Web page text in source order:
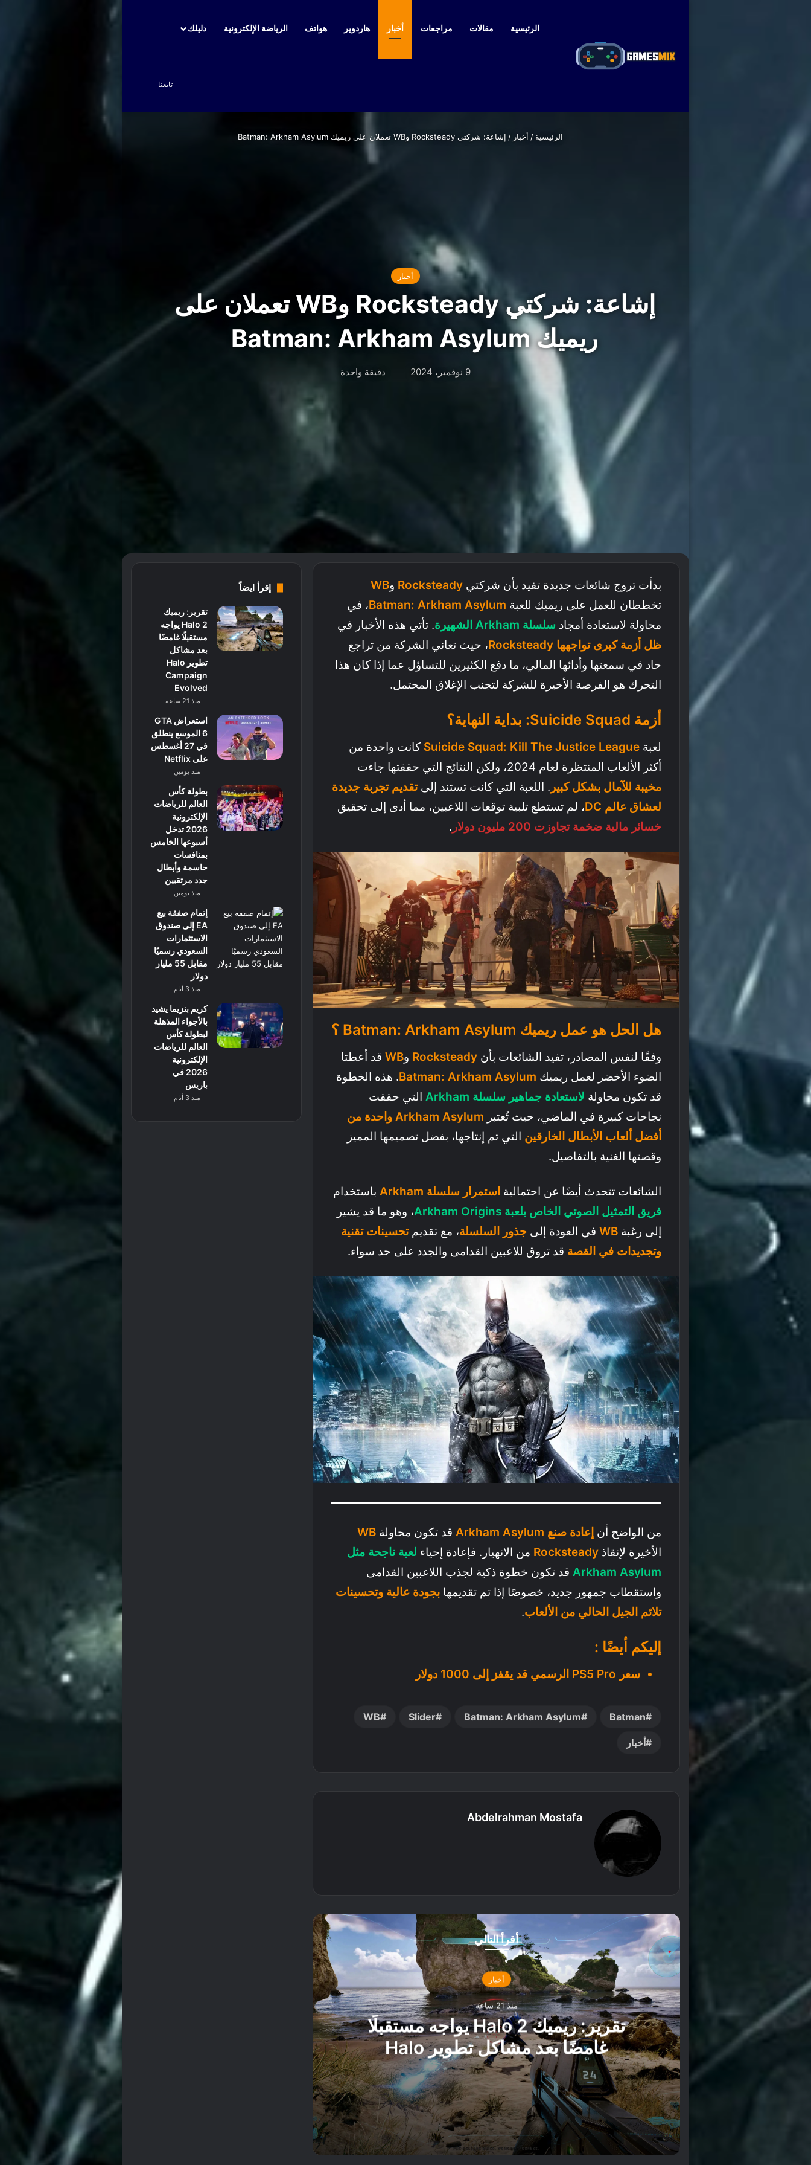
الرئيسية مقالات مراجعات أخبار هاردوير هواتف الرياضة الإلكترونية دليلك
تابعنا
الرئيسية / أخبار / إشاعة: شركتي Rocksteady وWB تعملان على ريميك Batman: Arkham Asylum
أخبار
إشاعة: شركتي Rocksteady وWB تعملان على
ريميك Batman: Arkham Asylum
9 نوفمبر، 2024 دقيقة واحدة
بدأت تروج شائعات جديدة تفيد بأن شركتي Rocksteady وWB
تخططان للعمل على ريميك للعبة Batman: Arkham Asylum، في
محاولة لاستعادة أمجاد سلسلة Arkham الشهيرة
. تأتي هذه الأخبار في
ظل أزمة كبرى تواجهها Rocksteady
، حيث تعاني الشركة من تراجع
حاد في سمعتها وأدائها المالي، ما دفع الكثيرين للتساؤل عما إذا كان هذا
التحرك هو الفرصة الأخيرة للشركة لتجنب الإغلاق المحتمل.
أزمة Suicide Squad: بداية النهاية؟
لعبة Suicide Squad: Kill The Justice League كانت واحدة من
أكثر الألعاب المنتظرة لعام 2024، ولكن النتائج التي حققتها جاءت
مخيبة للآمال بشكل كبير . اللعبة التي كانت تستند إلى تقديم تجربة جديدة
لعشاق عالم DC
، لم تستطع تلبية توقعات اللاعبين، مما أدى إلى تحقيق
خسائر مالية ضخمة تجاوزت 200 مليون دولار
.
هل الحل هو عمل ريميك Batman: Arkham Asylum ؟
وفقًا لنفس المصادر، تفيد الشائعات بأن Rocksteady وWBقد أعطتا
الضوء الأخضر لعمل ريميك Batman: Arkham Asylum. هذه الخطوة
قد تكون محاولة لاستعادة جماهير سلسلة Arkham
التي حققت
نجاحات كبيرة في الماضي، حيث تُعتبر
Arkham Asylum واحدة من
أفضل ألعاب الأبطال الخارقين التي تم إنتاجها، بفضل تصميمها المميز
وقصتها الغنية بالتفاصيل.
الشائعات تتحدث أيضًا عن احتمالية استمرار سلسلة Arkham
باستخدام
فريق التمثيل الصوتي الخاص بلعبة Arkham Origins
، وهو ما قد يشير
إلى رغبة WBفي العودة إلى جذور السلسلة، مع تقديمتحسينات تقنية
وتجديدات في القصة قد تروق للاعبين القدامى والجدد على حد سواء.
من الواضح أن إعادة صنع Arkham Asylum قد تكون محاولة WB
الأخيرة لإنقاذ Rocksteady من الانهيار. فإعادة إحياء لعبة ناجحة مثل
Arkham Asylumقد تكون خطوة ذكية لجذب اللاعبين القدامى
واستقطاب جمهور جديد، خصوصًا إذا تم تقديمها بجودة عالية وتحسينات
تلائم الجيل الحالي من الألعاب.
إليكم أيضًا :
سعر PS5 Pro الرسمي قد يقفز إلى 1000 دولار
Batman
Batman: Arkham Asylum
Slider
WB
أخبار
Abdelrahman Mostafa
أقرأ التالي
أخبار
منذ 21 ساعة
تقرير: ريميك Halo 2 يواجه مستقبلًا
غامضًا بعد مشاكل تطوير Halo
Campaign Evolved
منذ 21 ساعة
تقرير: ريميك Halo 2 يواجه مستقبلًا غامضًا بعد مشاكل تطوير Halo Campaign Evolved
إقرأ ايضاً
تقرير: ريميك
Halo 2 يواجه
مستقبلًا غامضًا
بعد مشاكل
تطوير Halo
Campaign
Evolved
منذ 21 ساعة
استعراض GTA
6 الموسع ينطلق
في 27 أغسطس
على Netflix
منذ يومين
بطولة كأس
العالم للرياضات
الإلكترونية
2026 تدخل
أسبوعها الخامس
بمنافسات
حاسمة وأبطال
جدد مرتقبين
منذ يومين
إتمام صفقة بيع
EA إلى صندوق
الاستثمارات
السعودي رسميًا
مقابل 55 مليار
دولار
منذ 3 أيام
كريم بنزيما يشيد
بالأجواء المذهلة
لبطولة كأس
العالم للرياضات
الإلكترونية
2026 في
باريس
منذ 3 أيام